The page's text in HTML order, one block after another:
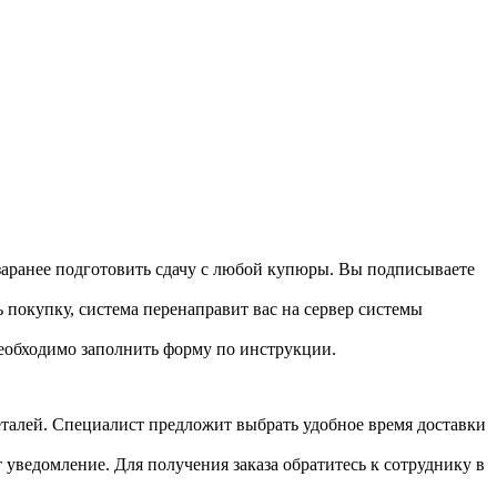
подготовить сдачу с любой купюры. Вы подписываете
система перенаправит вас на сервер системы
заполнить форму по инструкции.
Специалист предложит выбрать удобное время доставки
Для получения заказа обратитесь к сотруднику в